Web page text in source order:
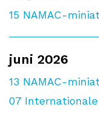
15 NAMAC-
juni 2026
13 NAMAC-
07